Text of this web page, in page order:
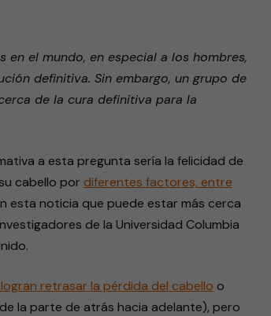
el mundo, en especial a los hombres,
definitiva. Sin embargo, un grupo de
de la cura definitiva para la
a esta pregunta sería la felicidad de
cabello por diferentes factores, entre
esta noticia que puede estar más cerca
de la Universidad Columbia
retrasar la pérdida del cabello o
la parte de atrás hacia adelante), pero